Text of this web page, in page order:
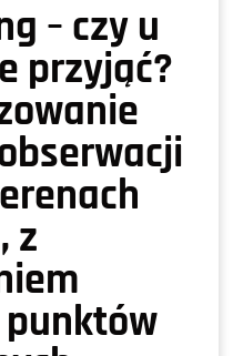
– czy u
przyjąć?
z